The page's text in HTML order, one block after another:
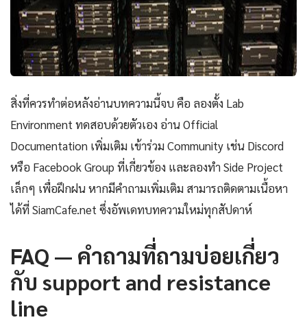
สิ่งที่ควรทำต่อหลังอ่านบทความนี้จบ คือ ลองตั้ง Lab
Environment ทดสอบด้วยตัวเอง อ่าน Official
Documentation เพิ่มเติม เข้าร่วม Community เช่น Discord
หรือ Facebook Group ที่เกี่ยวข้อง และลองทำ Side Project
เล็กๆ เพื่อฝึกฝน หากมีคำถามเพิ่มเติม สามารถติดตามเนื้อหา
ได้ที่ SiamCafe.net ซึ่งอัพเดทบทความใหม่ทุกสัปดาห์
FAQ — คำถามที่ถามบ่อยเกี่ยว
กับ support and resistance
line